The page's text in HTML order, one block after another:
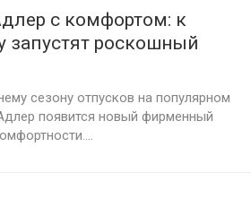
с комфортом: к
запустят роскошный
сезону отпусков на популярном
появится новый фирменный